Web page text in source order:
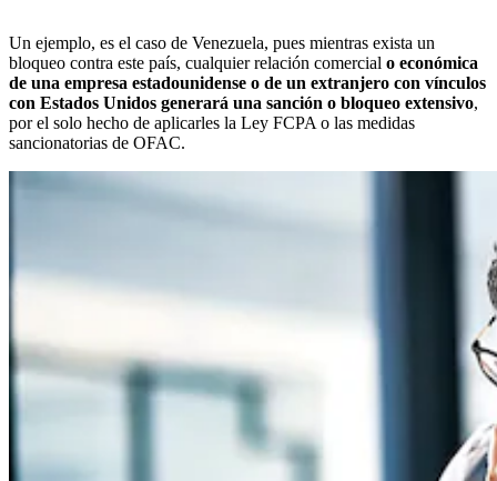
Un ejemplo, es el caso de Venezuela, pues mientras exista un
bloqueo contra este país, cualquier relación comercial o económica
de una empresa estadounidense o de un extranjero con vínculos
con Estados Unidos generará una sanción o bloqueo extensivo,
por el solo hecho de aplicarles la Ley FCPA o las medidas
sancionatorias de OFAC.